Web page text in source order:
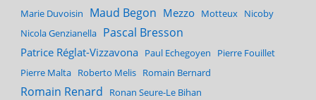
Marie Duvoisin
Maud Begon Mezzo Motteux Nicoby
Nicola Genzianella Pascal Bresson
Patrice Réglat-Vizzavona Paul Echegoyen
Pierre Fouillet
Pierre Malta Roberto Melis Romain Bernard
Romain Renard Ronan Seure-Le Bihan